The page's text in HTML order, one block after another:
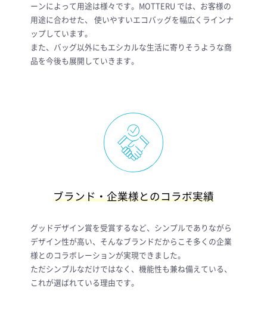
ーンによって用途は様々です。MOTTERU では、お客様の
用途に合わせた、 使いやすいエコバッグを幅広くラインナ
ップしています。
また、バッグ以外にもエシカルな生活に寄りそうような商
品を今後も展開していきます。
ブランド・企業様とのコラボ実績
グッドデザイン賞を受賞するなど、シンプルでありながら
デザイン性が高い、そんなブランドだからこそ多くの企業
様とのコラボレーションが実現できました。
ただシンプルなだけではなく、機能性も兼ね備えている、
これが選ばれている理由です。